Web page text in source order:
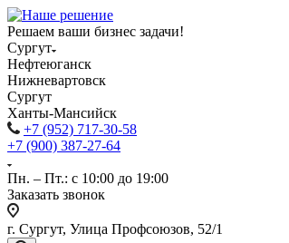
Решаем ваши бизнес задачи!
Сургут
Нефтеюганск
Нижневартовск
Сургут
Ханты-Мансийск
+7 (952) 717-30-58
+7 (900) 387-27-64
Пн. – Пт.: с 10:00 до 19:00
Заказать звонок
г. Сургут, Улица Профсоюзов, 52/1